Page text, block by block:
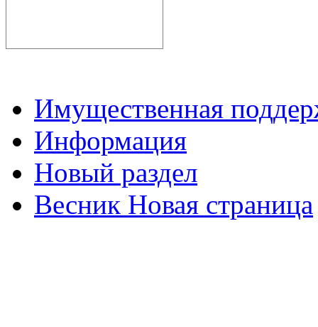
Имущественная
Информация
Новый раздел
Весник Новая страница